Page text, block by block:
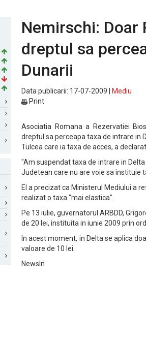
Nemirschi: Doar
dreptul sa
Dunarii
Data publicarii: 17-07-2009 |
Mediu
Print
Asociatia Romana a Rezervatiei
dreptul sa perceapa taxa de intrare in
Tulcea care ia taxa de acces, a
"Am suspendat taxa de intrare in
Judetean care nu are voie sa instituie
El a precizat ca Ministerul Mediului a
realizat o taxa "mai elastica".
Pe 13 iulie, guvernatorul ARBDD,
de 20 lei, instituita in iunie 2009 prin
In acest moment, in Delta se aplica
valoare de 10 lei.
NewsIn